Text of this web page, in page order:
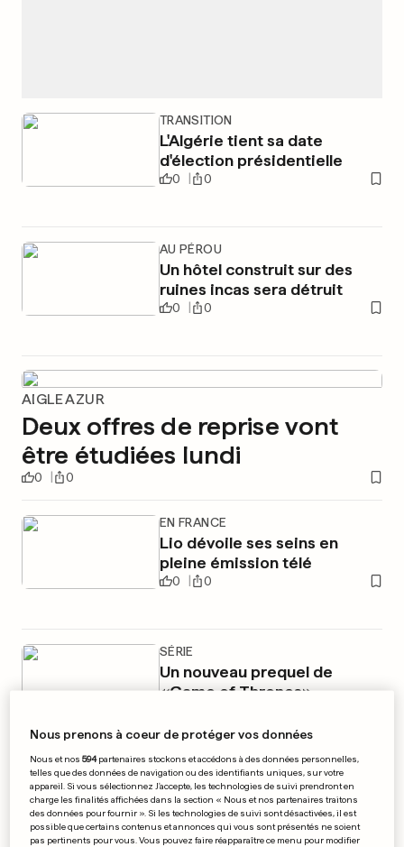
TRANSITION
L'Algérie tient sa date
d'élection présidentielle
0 0
AU PÉROU
Un hôtel construit sur des
ruines incas sera détruit
0 0
AIGLE AZUR
Deux offres de reprise vont
être étudiées lundi
0 0
EN FRANCE
Lio dévoile ses seins en
pleine émission télé
0 0
SÉRIE
Un nouveau prequel de
«Game of Thrones»
PUBLICITÉ
Nous prenons à coeur de protéger vos données
Nous et nos594partenaires stockons et accédons à des données personnelles,
telles que des données de navigation ou des identifiants uniques, sur votre
appareil. Si vous sélectionnez J'accepte, les technologies de suivi prendront en
charge les finalités affichées dans la section « Nous et nos partenaires traitons
des données pour fournir ». Si les technologies de suivi sont désactivées, il est
possible que certains contenus et annonces qui vous sont présentés ne soient
pas pertinents pour vous. Vous pouvez faire réapparaître ce menu pour modifier